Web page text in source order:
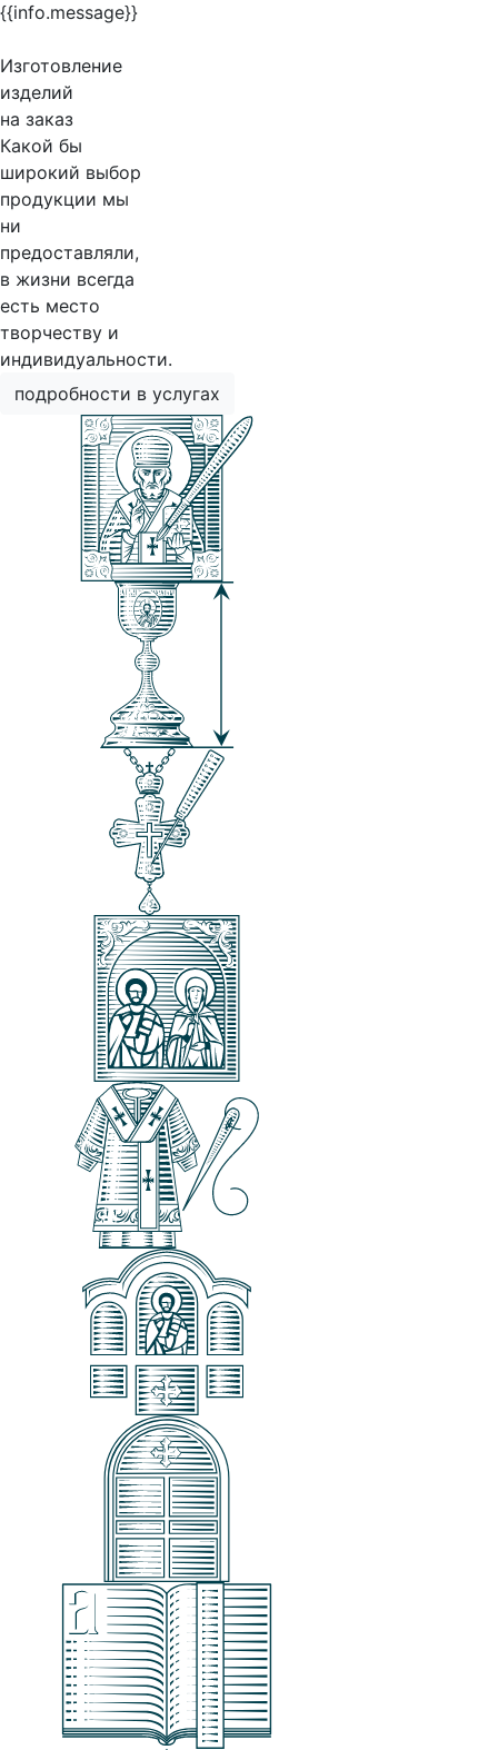
{{info.message}}
Изготовление
изделий
на заказ
Какой бы
широкий выбор
продукции мы
ни
предоставляли,
в жизни всегда
есть место
творчеству и
индивидуальности.
подробности в услугах